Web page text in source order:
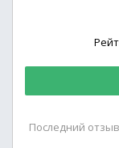
Последний отзыв